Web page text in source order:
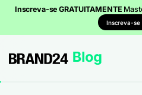
Inscreva-se GRATUITAMENTE
Inscreva-se